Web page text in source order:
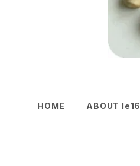
HOME ABOUT le16